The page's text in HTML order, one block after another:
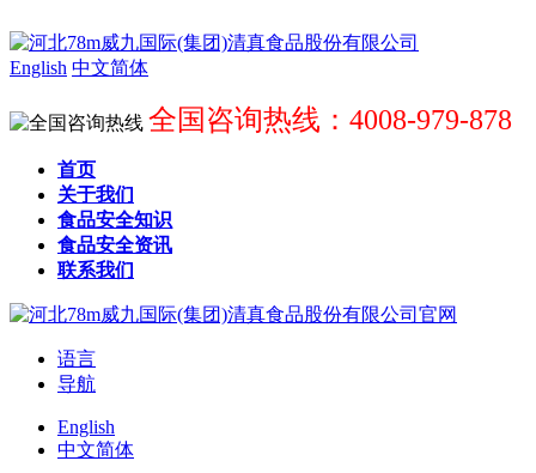
English 中文简体
全国咨询热线：4008-979-878
首页
关于我们
食品安全知识
食品安全资讯
联系我们
语言
导航
English
中文简体